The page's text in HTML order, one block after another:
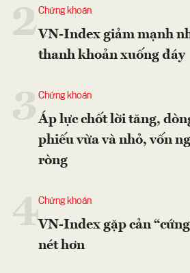
2Chứng khoán
VN-Index giảm mạnh
thanh khoản xuống đáy
Chứng khoán
Áp lực chốt lời tăng,
phiếu vừa và nhỏ, vốn
ròng
4Chứng khoán
VN-Index gặp cản
nét hơn